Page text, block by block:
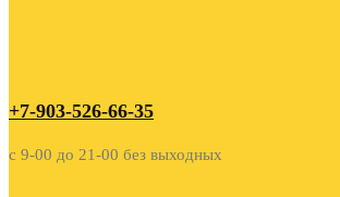
+7-903-526-66-35
c 9-00 до 21-00 без выходных